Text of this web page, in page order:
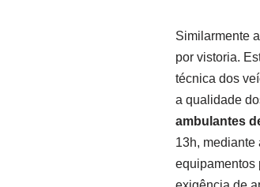
Similarmente
por vistoria.
técnica dos
a qualidade
ambulantes
13h, mediante
equipamentos